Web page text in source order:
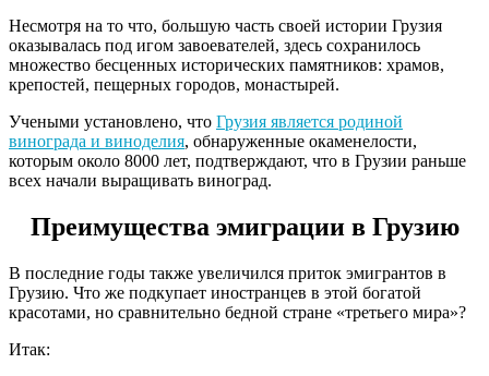
Несмотря на то что, большую часть своей истории Грузия
оказывалась под игом завоевателей, здесь сохранилось
множество бесценных исторических памятников: храмов,
крепостей, пещерных городов, монастырей.
Учеными установлено, что Грузия является родиной
винограда и виноделия, обнаруженные окаменелости,
которым около 8000 лет, подтверждают, что в Грузии раньше
всех начали выращивать виноград.
Преимущества эмиграции в Грузию
В последние годы также увеличился приток эмигрантов в
Грузию. Что же подкупает иностранцев в этой богатой
красотами, но сравнительно бедной стране «третьего мира»?
Итак: